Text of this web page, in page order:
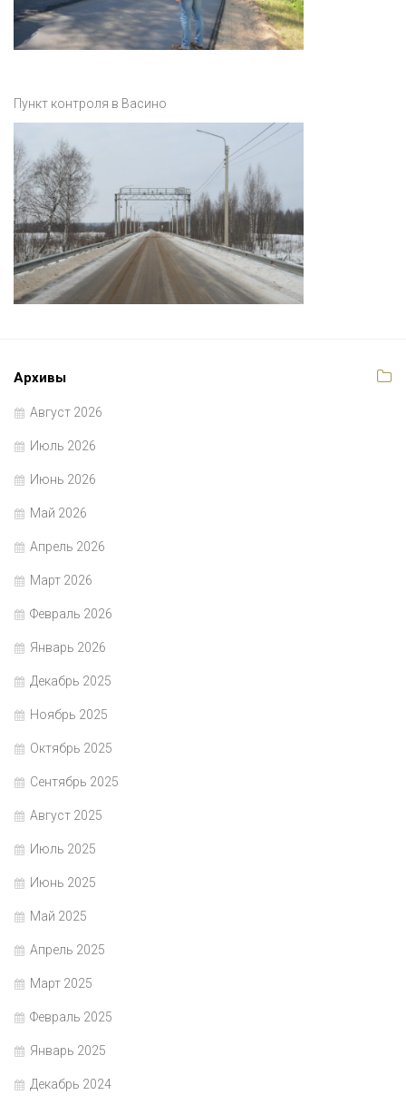
Пункт контроля в Васино
Архивы
Август 2026
Июль 2026
Июнь 2026
Май 2026
Апрель 2026
Март 2026
Февраль 2026
Январь 2026
Декабрь 2025
Ноябрь 2025
Октябрь 2025
Сентябрь 2025
Август 2025
Июль 2025
Июнь 2025
Май 2025
Апрель 2025
Март 2025
Февраль 2025
Январь 2025
Декабрь 2024